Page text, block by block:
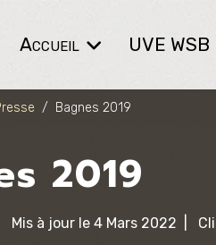
Accueil UVE WSB
Bagnes 2019
2019
Mis à jour le 4 Mars 2022